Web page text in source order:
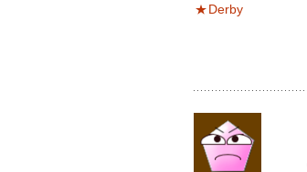
Derby